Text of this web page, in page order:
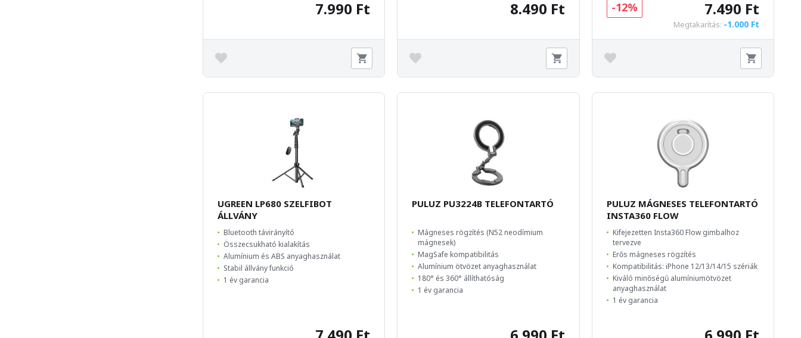
7.990 Ft 8.490 Ft 7.490 Ft
Megtakarítás: -1.000 Ft
-12%
UGREEN LP680 SZELFIBOT
ÁLLVÁNY
Bluetooth távirányító
Összecsukható kialakítás
Alumínium és ABS anyaghasználat
Stabil állvány funkció
1 év garancia
PULUZ PU3224B TELEFONTARTÓ
Mágneses rögzítés (N52 neodímium
mágnesek)
MagSafe kompatibilitás
Alumínium ötvözet anyaghasználat
180° és 360° állíthatóság
1 év garancia
PULUZ MÁGNESES TELEFONTARTÓ
INSTA360 FLOW
Kifejezetten Insta360 Flow gimbalhoz
tervezve
Erős mágneses rögzítés
Kompatibilitás: iPhone 12/13/14/15 szériák
Kiváló minőségű alumíniumötvözet
anyaghasználat
1 év garancia